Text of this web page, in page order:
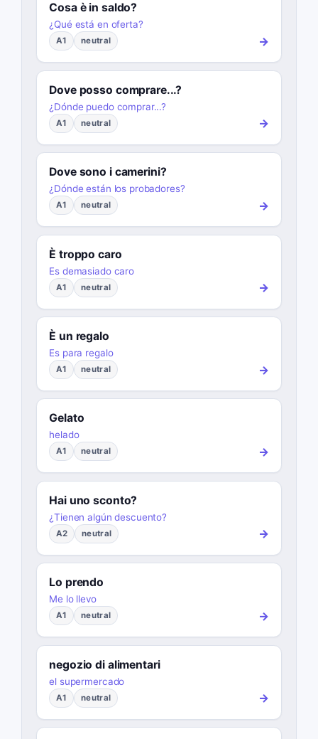
Cosa è in saldo?
¿Qué está en oferta?
A1 neutral →
Dove posso comprare...?
¿Dónde puedo comprar...?
A1 neutral →
Dove sono i camerini?
¿Dónde están los probadores?
A1 neutral →
È troppo caro
Es demasiado caro
A1 neutral →
È un regalo
Es para regalo
A1 neutral →
Gelato
helado
A1 neutral →
Hai uno sconto?
¿Tienen algún descuento?
A2 neutral →
Lo prendo
Me lo llevo
A1 neutral →
negozio di alimentari
el supermercado
A1 neutral →